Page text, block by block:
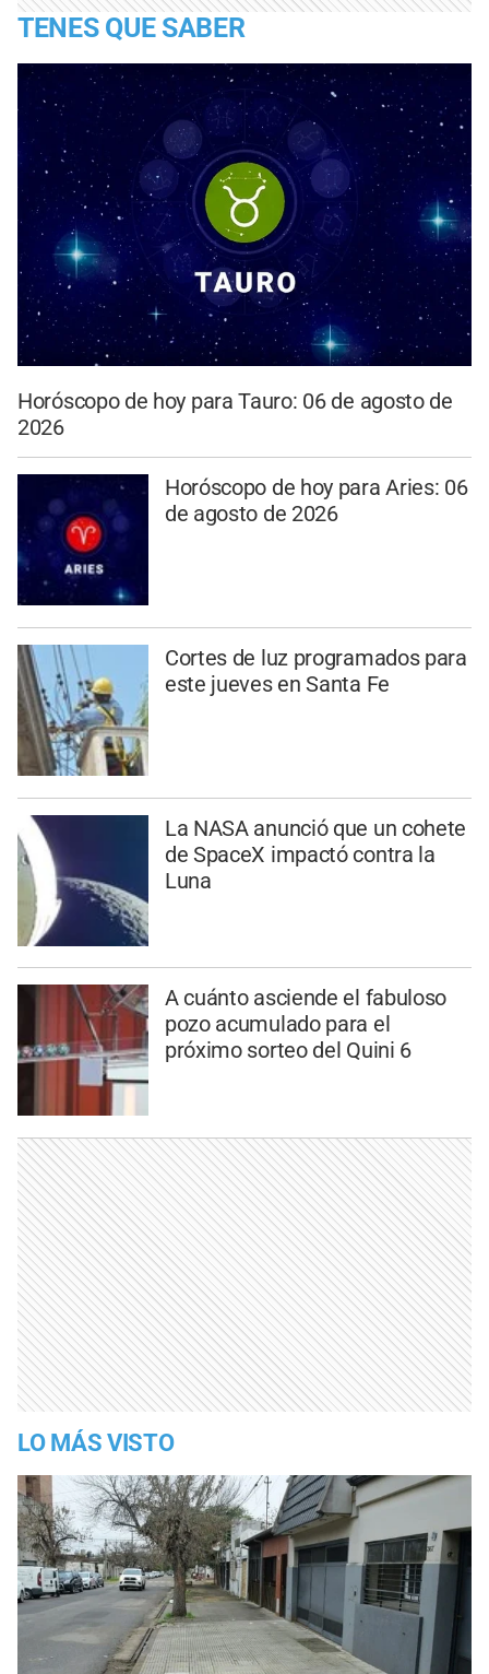
TENES QUE SABER
Horóscopo de hoy para Tauro: 06 de agosto de
2026
Horóscopo de hoy para Aries: 06
de agosto de 2026
Cortes de luz programados para
este jueves en Santa Fe
La NASA anunció que un cohete
de SpaceX impactó contra la
Luna
A cuánto asciende el fabuloso
pozo acumulado para el
próximo sorteo del Quini 6
LO MÁS VISTO